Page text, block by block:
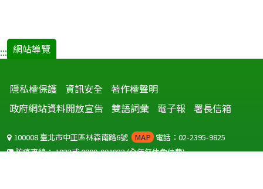
::: 網站導覽
隱私權保護 資訊安全 著作權聲明
政府網站資料開放宣告
雙語詞彙 電子報 署長信箱
100008 臺北市中正區林森南路6號 MAP 電話：02-2395-9825
防疫專線：1922或0800-001922(全年無休免付費)